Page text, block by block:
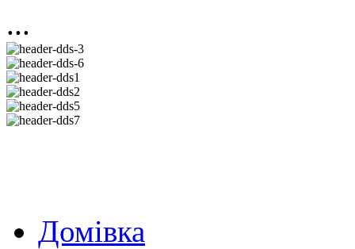
...
Домівка